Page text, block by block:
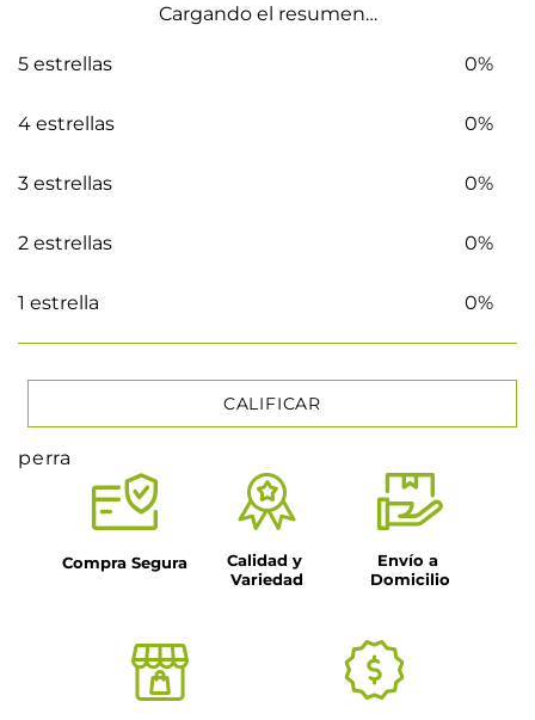
Cargando el resumen…
5 estrellas 0%
4 estrellas 0%
3 estrellas 0%
2 estrellas 0%
1 estrella 0%
CALIFICAR
★ ★★★
Tu nombre
Dirección de email
perra
Compra Segura
Calidad y
Variedad
Envío a
Domicilio